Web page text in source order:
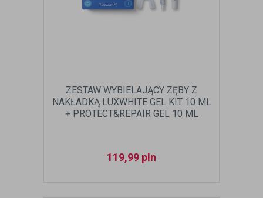
ZESTAW WYBIELAJĄCY ZĘBY Z
NAKŁADKĄ LUXWHITE GEL KIT 10 ML
+ PROTECT&REPAIR GEL 10 ML
119,99 pln